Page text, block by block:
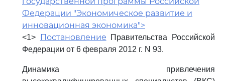
Федерации "Экономическое развитие и
инновационная экономика">
<1> Постановление Правительства Российской
Федерации от 6 февраля 2012 г. N 93.
Динамика привлечения